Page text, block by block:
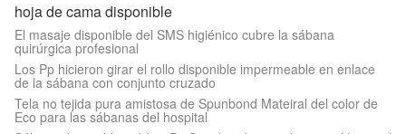
hoja de cama disponible
El masaje disponible del SMS higiénico cubre la sábana
quirúrgica profesional
Los Pp hicieron girar el rollo disponible impermeable en enlace
de la sábana con conjunto cruzado
Tela no tejida pura amistosa de Spunbond Mateiral del color de
Eco para las sábanas del hospital